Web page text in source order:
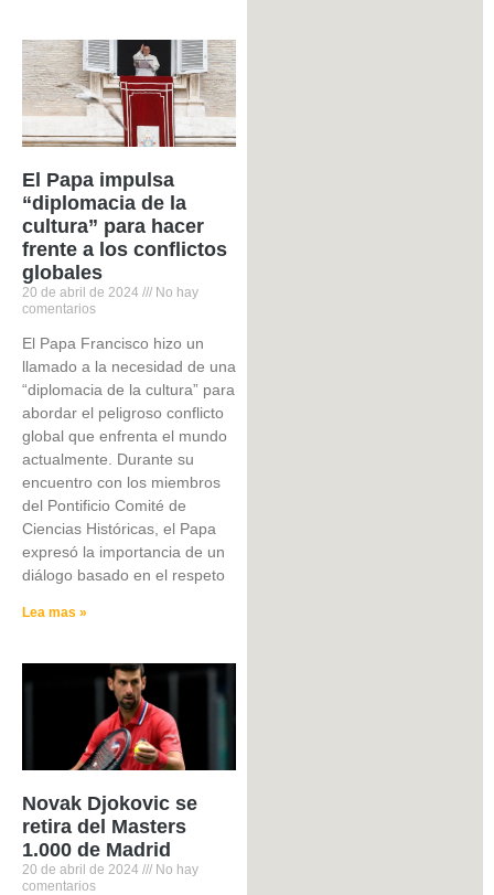
El Papa impulsa
“diplomacia de la
cultura” para hacer
frente a los conflictos
globales
20 de abril de 2024
No hay
comentarios
El Papa Francisco hizo un
llamado a la necesidad de una
“diplomacia de la cultura” para
abordar el peligroso conflicto
global que enfrenta el mundo
actualmente. Durante su
encuentro con los miembros
del Pontificio Comité de
Ciencias Históricas, el Papa
expresó la importancia de un
diálogo basado en el respeto
Lea mas »
Novak Djokovic se
retira del Masters
1.000 de Madrid
20 de abril de 2024
No hay
comentarios